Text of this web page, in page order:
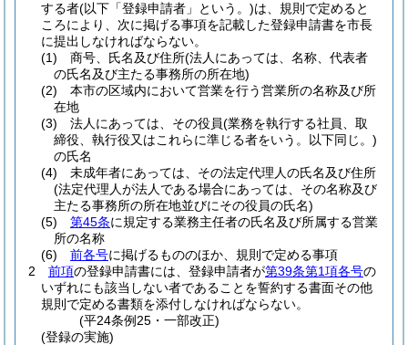
する者(以下「登録申請者」という。)は、規則で定めると
ころにより、次に掲げる事項を記載した登録申請書を市長
に提出しなければならない。
(1)
商号、氏名及び住所(法人にあっては、名称、代表者
の氏名及び主たる事務所の所在地)
(2)
本市の区域内において営業を行う営業所の名称及び所
在地
(3)
法人にあっては、その役員(業務を執行する社員、取
締役、執行役又はこれらに準じる者をいう。以下同じ。)
の氏名
(4)
未成年者にあっては、その法定代理人の氏名及び住所
(法定代理人が法人である場合にあっては、その名称及び
主たる事務所の所在地並びにその役員の氏名)
(5)
第45条に規定する業務主任者の氏名及び所属する営業
所の名称
(6)
前各号に掲げるもののほか、規則で定める事項
2
前項の登録申請書には、登録申請者が第39条第1項各号の
いずれにも該当しない者であることを誓約する書面その他
規則で定める書類を添付しなければならない。
(平24条例25・一部改正)
(登録の実施)